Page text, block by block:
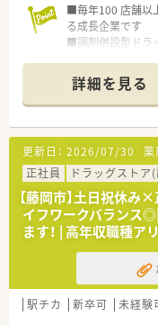
■毎年100 店舗以
る成長企業です
■調剤併設型ドラ
■研修制度は様々
講可能な研修も
■店舗で活躍する
となる従業員など
を用意されていま
■総合薬剤師・調剤
の働き方を選択で
■調剤併設型だけ
地内薬局」「訪問
ます
■在宅医療にも積
50店舗以上、無
■「プラチナくる
法人部門）認定」
されています
詳細を見る
更新日： 2026/07/30 薬
正社員
ドラッグストア
【藤岡市】土日祝休
イフワークバランス
ます！ | 高年収職種アリ
駅チカ 新卒可 未経験